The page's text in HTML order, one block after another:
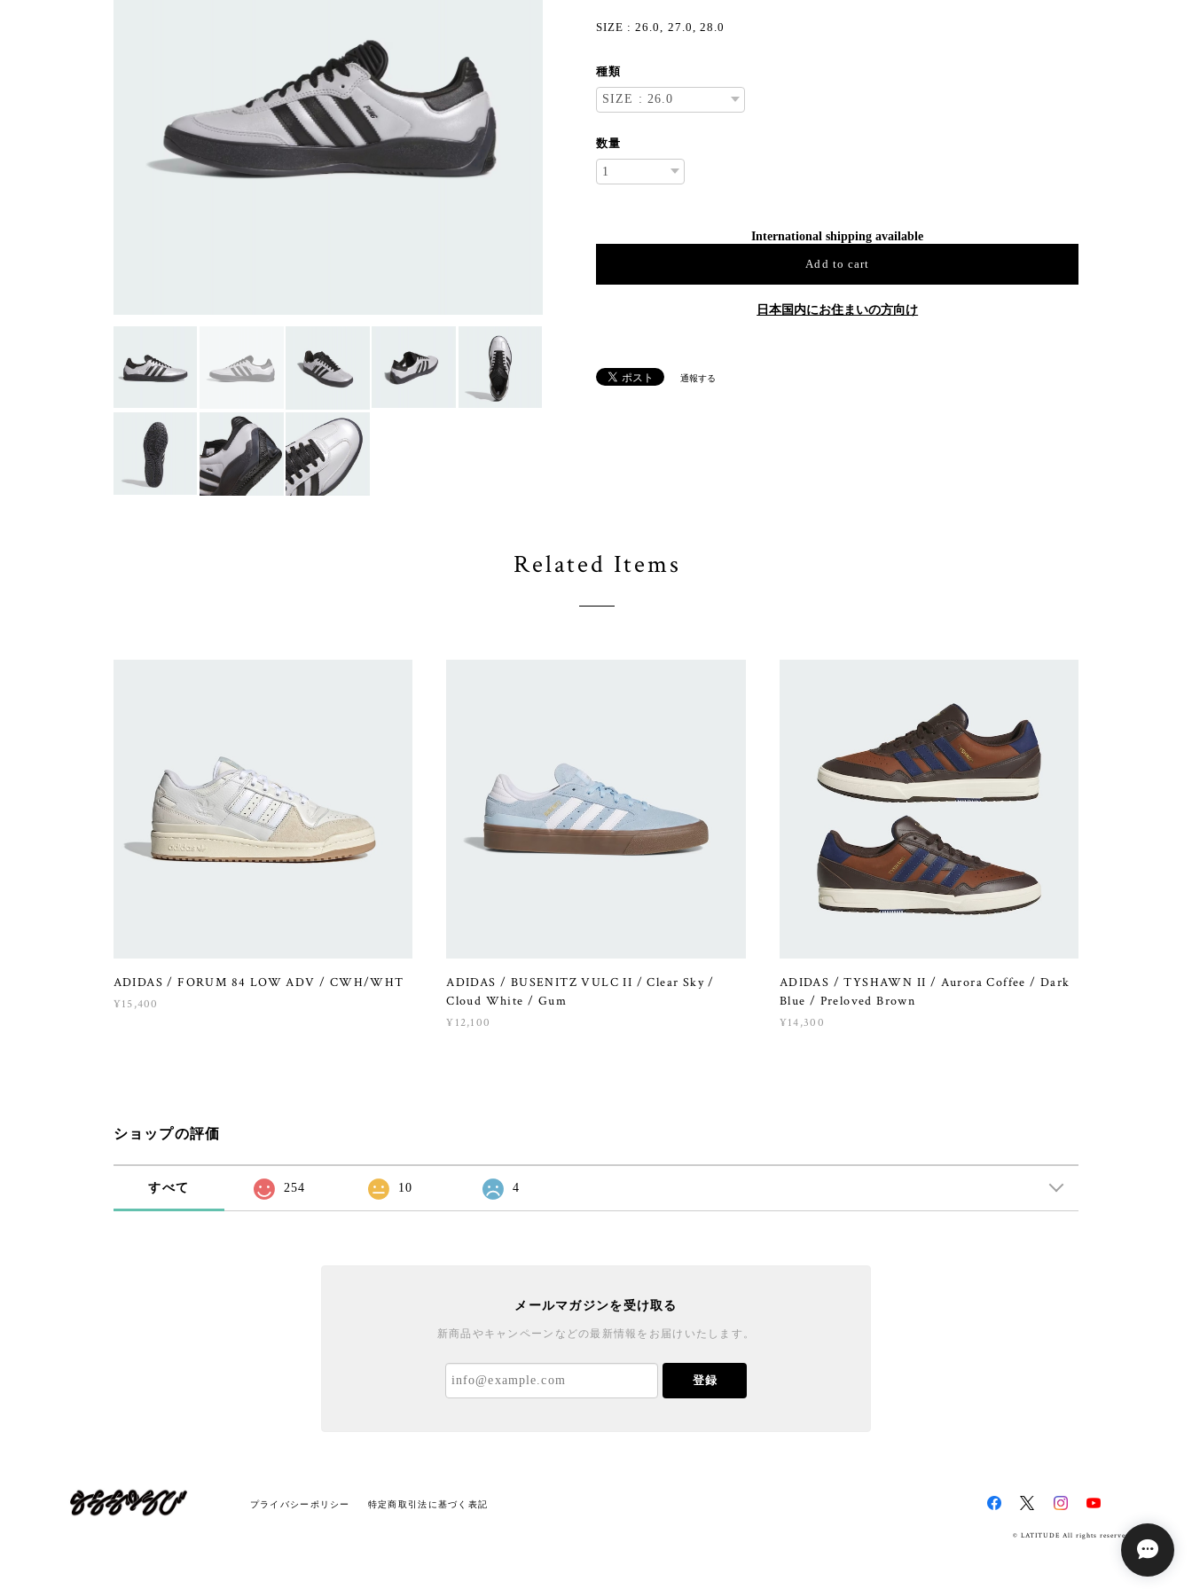
SIZE : 26.0, 27.0, 28.0
種類
数量
International shipping available
Add to cart
日本国内にお住まいの方向け
通報する
Related Items
ADIDAS / FORUM 84 LOW ADV / CWH/WHT
¥15,400
ADIDAS / BUSENITZ VULC II / Clear Sky /
Cloud White / Gum
¥12,100
ADIDAS / TYSHAWN II / Aurora Coffee / Dark
Blue / Preloved Brown
¥14,300
ショップの評価
すべて 254 10 4
メールマガジンを受け取る
新商品やキャンペーンなどの最新情報をお届けいたします。
登録
プライバシーポリシー 特定商取引法に基づく表記
© LATITUDE All rights reserved.